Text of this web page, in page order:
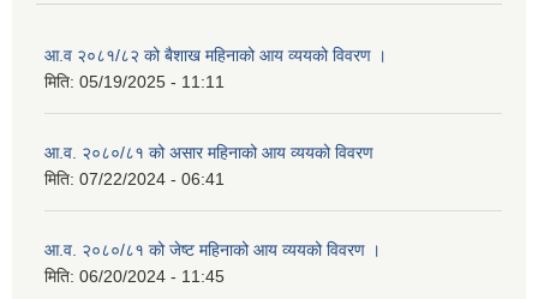
आ.व २०८१/८२ को बैशाख महिनाको आय व्ययको विवरण ।
मिति: 05/19/2025 - 11:11
आ.व. २०८०/८१ को असार महिनाको आय व्ययको विवरण
मिति: 07/22/2024 - 06:41
आ.व. २०८०/८१ को जेष्ट महिनाको आय व्ययको विवरण ।
मिति: 06/20/2024 - 11:45